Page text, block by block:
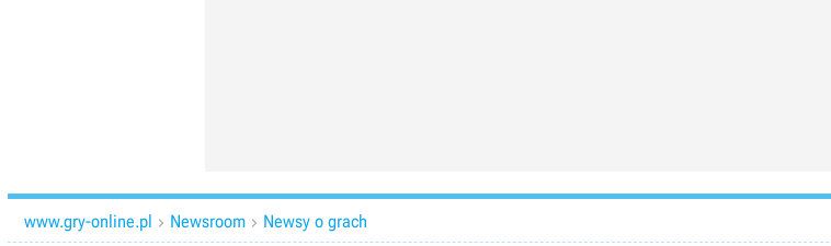
www.gry-online.pl  Newsroom  Newsy o grach